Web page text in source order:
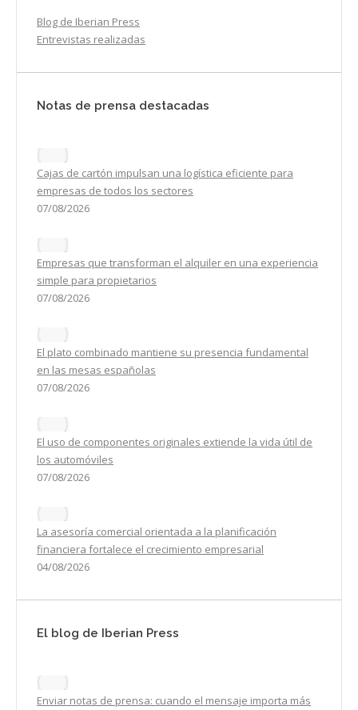
Blog de Iberian Press
Entrevistas realizadas
Notas de prensa destacadas
Cajas de cartón impulsan una logística eficiente para
empresas de todos los sectores
07/08/2026
Empresas que transforman el alquiler en una experiencia
simple para propietarios
07/08/2026
El plato combinado mantiene su presencia fundamental
en las mesas españolas
07/08/2026
El uso de componentes originales extiende la vida útil de
los automóviles
07/08/2026
La asesoría comercial orientada a la planificación
financiera fortalece el crecimiento empresarial
04/08/2026
El blog de Iberian Press
Enviar notas de prensa: cuando el mensaje importa más